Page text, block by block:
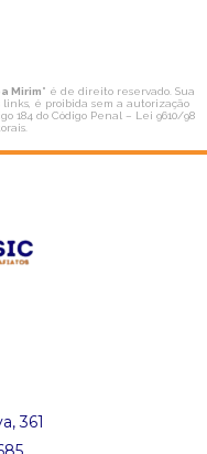
Mirim" é de direito reservado. Sua
links, é proibida sem a autorização
184 do Código Penal – Lei 9610/98
361